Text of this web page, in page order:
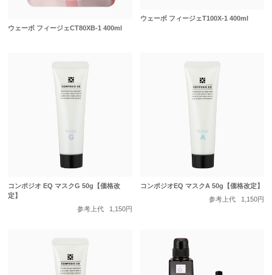
ウェーボ フィージェCT80XB-1 400ml
ウェーボ フィージェT100X-1 400ml
コンポジオ EQ マスクG 50g【価格改
定】
参考上代
1,150円
コンポジオEQ マスクA 50g【価格改定】
参考上代
1,150円